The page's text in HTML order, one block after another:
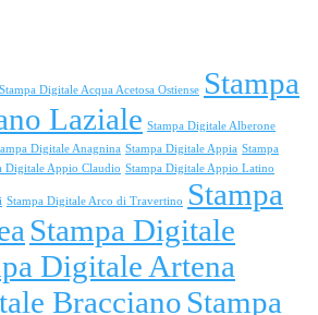
Stampa Digitale Acqua Acetosa Ostiense Stampa
Laziale Stampa Digitale Alberone
Digitale Anagnina Stampa Digitale Appia Stampa
Digitale Appio Claudio Stampa Digitale Appio Latino
Stampa Digitale Arco di Travertino
Stampa
Stampa Digitale
Digitale Artena
Bracciano Stampa